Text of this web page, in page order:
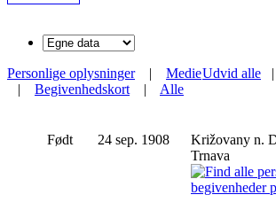
Udvid alle
Personlige oplysninger| Medie
| Begivenhedskort | Alle
Født 24 sep. 1908
Križovany n.
Trnava